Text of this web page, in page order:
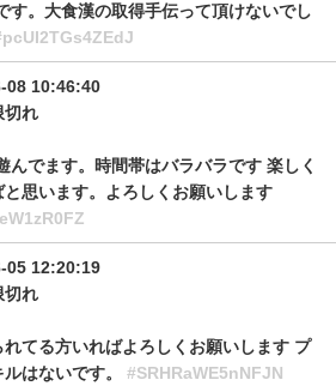
す。大食漢の取得手伝って頂けないでし
08 10:46:40
切れ
んでます。時間帯はバラバラです 楽しく
と思います。よろしくお願いします
05 12:20:19
切れ
れてる方いればよろしくお願いします プ
ルはないです。 #SRHRaWE5nNFJN